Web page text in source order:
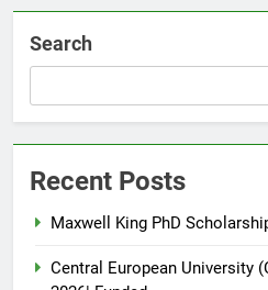
Search
Recent Posts
Maxwell King PhD
Central European University